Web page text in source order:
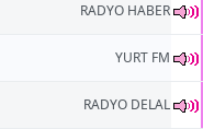
RADYO HABER
YURT FM
RADYO DELAL